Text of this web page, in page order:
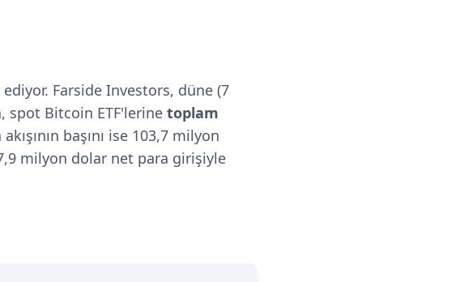
Farside Investors, düne (7
spot Bitcoin ETF'lerine toplam
başını ise 103,7 milyon
milyon dolar net para girişiyle